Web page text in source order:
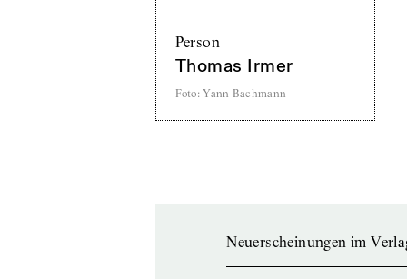
Person
Thomas Irmer
Foto: Yann Bachmann
Neuerscheinungen im